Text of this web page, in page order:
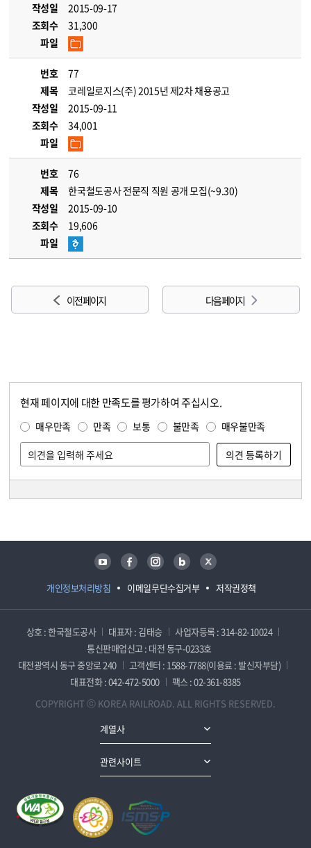
작성일
2015-09-17
조회수
31,300
파일
번호
77
제목
코레일로지스(주) 2015년 제2차 채용공고
작성일
2015-09-11
조회수
34,001
파일
번호
76
제목
한국철도공사 전문직 직원 공개 모집(~9.30)
작성일
2015-09-10
조회수
19,606
파일
이전 페이지 다음 페이지
현재 페이지에 대한 만족도를 평가하여 주십시오.
매우만족 만족 보통 불만족 매우불만족
개인정보처리방침 이메일무단수집거부 저작권정책
유튜브 페이스북 인스타그램 블로그 트위터
상호 : 한국철도공사 대표자 : 김태승
사업자등록 : 314-82-10024
통신판매업신고 : 대전 동구-0233호
대전광역시 동구 중앙로 240
고객센터 : 1588-7788(이용료 : 발신자부담)
대표전화 : 042-472-5000
팩스 : 02-361-8385
COPYRIGHT ⓒ KOREA RAILROAD. ALL RIGHTS RESERVED.
계열사
관련사이트